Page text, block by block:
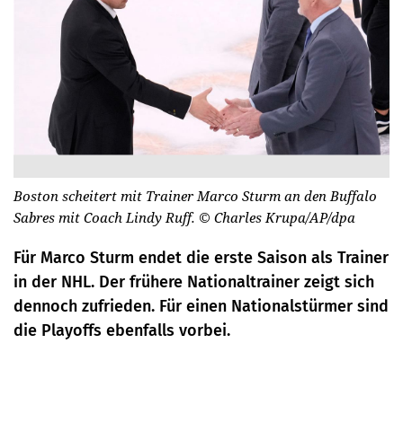
Boston scheitert mit Trainer Marco Sturm an den Buffalo
Sabres mit Coach Lindy Ruff. © Charles Krupa/AP/dpa
Für Marco Sturm endet die erste Saison als Trainer
in der NHL. Der frühere Nationaltrainer zeigt sich
dennoch zufrieden. Für einen Nationalstürmer sind
die Playoffs ebenfalls vorbei.